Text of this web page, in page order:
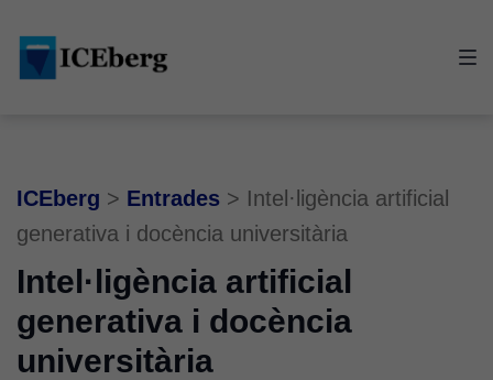
main
content
footer
ICEberg > Entrades > Intel·ligència artificial
generativa i docència universitària
Intel·ligència artificial
generativa i docència
universitària